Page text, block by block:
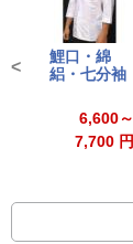
鯉口・綿
絽・七分袖
6,600～
7,700 円
<